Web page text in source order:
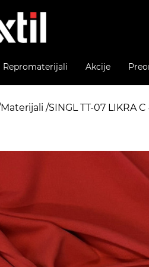
Repromaterijali Akcije
Materijali SINGL TT-07 LIKRA